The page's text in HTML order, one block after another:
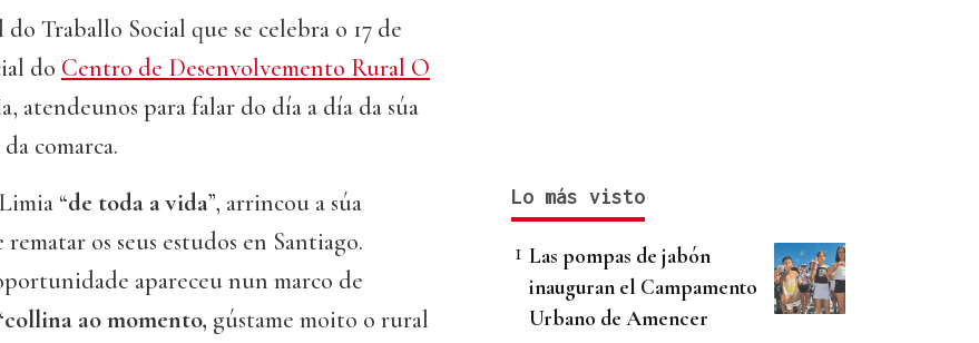
Traballo Social que se celebra o 17 de
do Centro de Desenvolvemento Rural O
atendeunos para falar do día a día da súa
comarca.
“de toda a vida”, arrincou a súa
os seus estudos en Santiago.
apareceu nun marco de
collina ao momento, gústame moito o rural
Lo más visto
Las pompas de jabón
inauguran el Campamento
Urbano de Amencer